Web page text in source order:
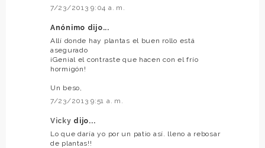
7/23/2013 9:04 a. m.
Anónimo dijo...
Allí donde hay plantas el buen rollo está
asegurado
¡Genial el contraste que hacen con el frío
hormigón!
Un beso,
7/23/2013 9:51 a. m.
Vicky dijo...
Lo que daría yo por un patio así. lleno a rebosar
de plantas!!